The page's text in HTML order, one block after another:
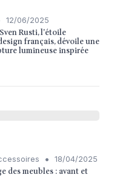
12/06/2025
Rusti, l'étoile
français, dévoile une
lumineuse inspirée
• 18/04/2025
des meubles : avant et